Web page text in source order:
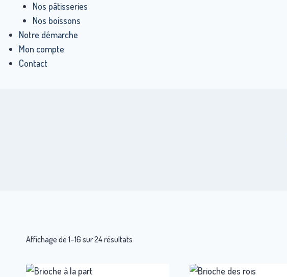
Nos pâtisseries
Nos boissons
Notre démarche
Mon compte
Contact
Affichage de 1–16 sur 24 résultats